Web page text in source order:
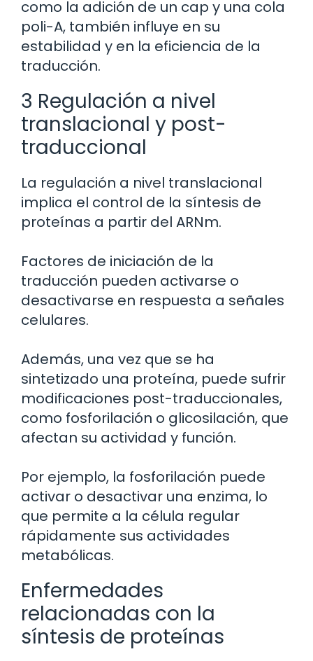
como la adición de un cap y una cola
poli-A, también influye en su
estabilidad y en la eficiencia de la
traducción.
3 Regulación a nivel
translacional y post-
traduccional
La regulación a nivel translacional
implica el control de la síntesis de
proteínas a partir del ARNm.
Factores de iniciación de la
traducción pueden activarse o
desactivarse en respuesta a señales
celulares.
Además, una vez que se ha
sintetizado una proteína, puede sufrir
modificaciones post-traduccionales,
como fosforilación o glicosilación, que
afectan su actividad y función.
Por ejemplo, la fosforilación puede
activar o desactivar una enzima, lo
que permite a la célula regular
rápidamente sus actividades
metabólicas.
Enfermedades
relacionadas con la
síntesis de proteínas